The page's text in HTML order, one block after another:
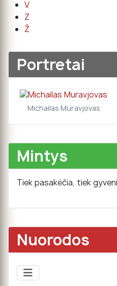
V
Z
Ž
Portretai
Michailas Muravjovas
Mintys
Tiek pasakėčia, tiek
Nuorodos